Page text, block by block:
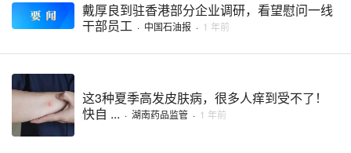
戴厚良到驻香港部分企业调研，看望慰问一线
干部员工 · 中国石油报 · 1 年前
这3种夏季高发皮肤病，很多人痒到受不了！
快自 ... · 湖南药品监管 · 1 年前